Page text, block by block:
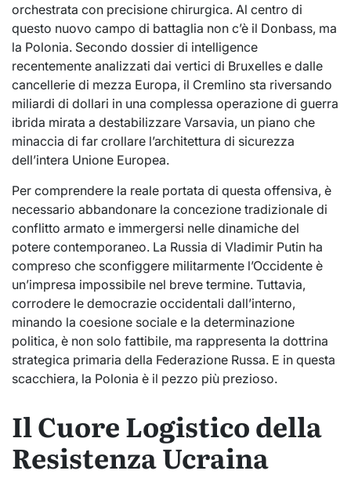
orchestrata con precisione chirurgica. Al centro di
questo nuovo campo di battaglia non c’è il Donbass, ma
la Polonia. Secondo dossier di intelligence
recentemente analizzati dai vertici di Bruxelles e dalle
cancellerie di mezza Europa, il Cremlino sta riversando
miliardi di dollari in una complessa operazione di guerra
ibrida mirata a destabilizzare Varsavia, un piano che
minaccia di far crollare l’architettura di sicurezza
dell’intera Unione Europea.
Per comprendere la reale portata di questa offensiva, è
necessario abbandonare la concezione tradizionale di
conflitto armato e immergersi nelle dinamiche del
potere contemporaneo. La Russia di Vladimir Putin ha
compreso che sconfiggere militarmente l’Occidente è
un’impresa impossibile nel breve termine. Tuttavia,
corrodere le democrazie occidentali dall’interno,
minando la coesione sociale e la determinazione
politica, è non solo fattibile, ma rappresenta la dottrina
strategica primaria della Federazione Russa. E in questa
scacchiera, la Polonia è il pezzo più prezioso.
Il Cuore Logistico della
Resistenza Ucraina